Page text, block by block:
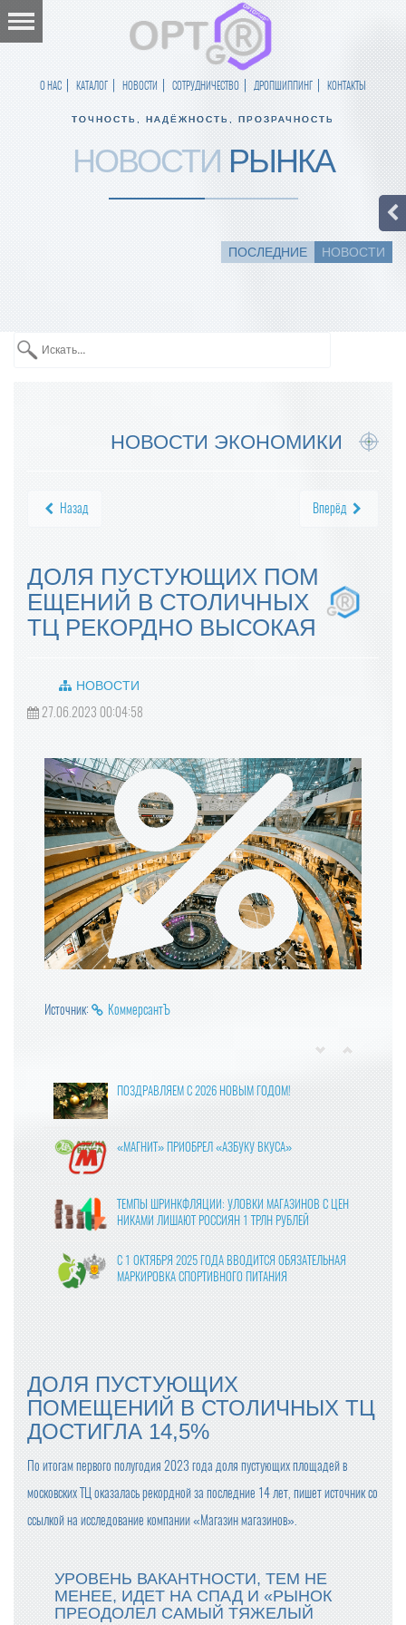
О НАС КАТАЛОГ НОВОСТИ СОТРУДНИЧЕСТВО ДРОПШИППИНГ КОНТАКТЫ
ТОЧНОСТЬ, НАДЁЖНОСТЬ, ПРОЗРАЧНОСТЬ
НОВОСТИ РЫНКА
ПОСЛЕДНИЕ НОВОСТИ
НОВОСТИ ЭКОНОМИКИ
Назад Вперёд
ДОЛЯ ПУСТУЮЩИХ ПОМ
ЕЩЕНИЙ В СТОЛИЧНЫХ
ТЦ РЕКОРДНО ВЫСОКАЯ
НОВОСТИ
27.06.2023 00:04:58
Источник: КоммерсантЪ
ПОЗДРАВЛЯЕМ С 2026 НОВЫМ ГОДОМ!
«МАГНИТ» ПРИОБРЕЛ «АЗБУКУ ВКУСА»
ТЕМПЫ ШРИНКФЛЯЦИИ: УЛОВКИ МАГАЗИНОВ С ЦЕН
НИКАМИ ЛИШАЮТ РОССИЯН 1 ТРЛН РУБЛЕЙ
С 1 ОКТЯБРЯ 2025 ГОДА ВВОДИТСЯ ОБЯЗАТЕЛЬНАЯ
МАРКИРОВКА СПОРТИВНОГО ПИТАНИЯ
МОЛОКО В КАЖДОМ ВОСЬМОМ ЧЕКЕ: «ПЯТЁРОЧКА»
ОТМЕЧАЕТ РОСТ ПРОДАЖ МОЛОЧНОЙ ПРОДУКЦИИ
ПРОДАЖИ ГОТОВОЙ ЕДЫ В КРУПНЫХ СЕТЯХ ВЫРОСЛ
И НА 24% В 2024 ГОДУ
ОПТОВЫЕ ЦЕНЫ НА ЯЙЦА СНИЗИЛИСЬ НА 13-17%
ПРОДАЖИ ШОКОЛАДА В РОССИИ СНИЗИЛИСЬ
ДОЛЯ ПУСТУЮЩИХ
ПОМЕЩЕНИЙ В СТОЛИЧНЫХ ТЦ
ДОСТИГЛА 14,5%
По итогам первого полугодия 2023 года доля пустующих площадей в
московских ТЦ оказалась рекордной за последние 14 лет, пишет источник со
ссылкой на исследование компании «Магазин магазинов».
УРОВЕНЬ ВАКАНТНОСТИ, ТЕМ НЕ
МЕНЕЕ, ИДЕТ НА СПАД И «РЫНОК
ПРЕОДОЛЕЛ САМЫЙ ТЯЖЕЛЫЙ